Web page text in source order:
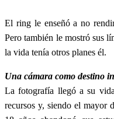
El ring le enseñó a no
Pero también le mostró sus
la vida tenía otros planes él.
Una cámara como destino
La fotografía llegó a su
recursos y, siendo el mayor